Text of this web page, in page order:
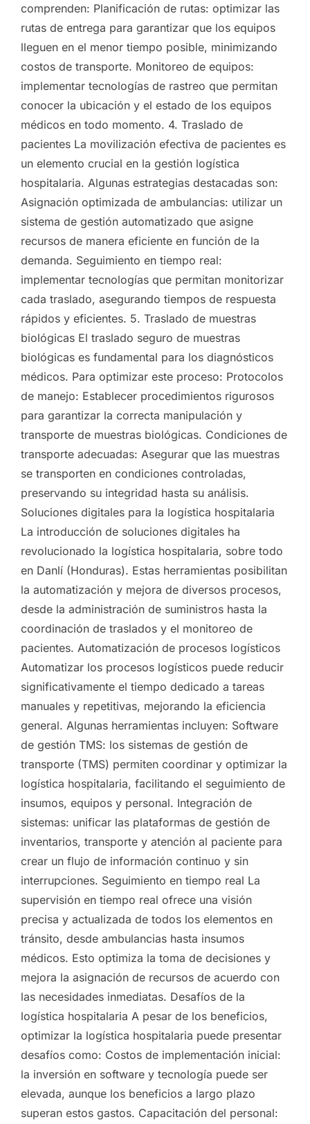
comprenden: Planificación de rutas: optimizar las
rutas de entrega para garantizar que los equipos
lleguen en el menor tiempo posible, minimizando
costos de transporte. Monitoreo de equipos:
implementar tecnologías de rastreo que permitan
conocer la ubicación y el estado de los equipos
médicos en todo momento. 4. Traslado de
pacientes La movilización efectiva de pacientes es
un elemento crucial en la gestión logística
hospitalaria. Algunas estrategias destacadas son:
Asignación optimizada de ambulancias: utilizar un
sistema de gestión automatizado que asigne
recursos de manera eficiente en función de la
demanda. Seguimiento en tiempo real:
implementar tecnologías que permitan monitorizar
cada traslado, asegurando tiempos de respuesta
rápidos y eficientes. 5. Traslado de muestras
biológicas El traslado seguro de muestras
biológicas es fundamental para los diagnósticos
médicos. Para optimizar este proceso: Protocolos
de manejo: Establecer procedimientos rigurosos
para garantizar la correcta manipulación y
transporte de muestras biológicas. Condiciones de
transporte adecuadas: Asegurar que las muestras
se transporten en condiciones controladas,
preservando su integridad hasta su análisis.
Soluciones digitales para la logística hospitalaria
La introducción de soluciones digitales ha
revolucionado la logística hospitalaria, sobre todo
en Danlí (Honduras). Estas herramientas posibilitan
la automatización y mejora de diversos procesos,
desde la administración de suministros hasta la
coordinación de traslados y el monitoreo de
pacientes. Automatización de procesos logísticos
Automatizar los procesos logísticos puede reducir
significativamente el tiempo dedicado a tareas
manuales y repetitivas, mejorando la eficiencia
general. Algunas herramientas incluyen: Software
de gestión TMS: los sistemas de gestión de
transporte (TMS) permiten coordinar y optimizar la
logística hospitalaria, facilitando el seguimiento de
insumos, equipos y personal. Integración de
sistemas: unificar las plataformas de gestión de
inventarios, transporte y atención al paciente para
crear un flujo de información continuo y sin
interrupciones. Seguimiento en tiempo real La
supervisión en tiempo real ofrece una visión
precisa y actualizada de todos los elementos en
tránsito, desde ambulancias hasta insumos
médicos. Esto optimiza la toma de decisiones y
mejora la asignación de recursos de acuerdo con
las necesidades inmediatas. Desafíos de la
logística hospitalaria A pesar de los beneficios,
optimizar la logística hospitalaria puede presentar
desafíos como: Costos de implementación inicial:
la inversión en software y tecnología puede ser
elevada, aunque los beneficios a largo plazo
superan estos gastos. Capacitación del personal: